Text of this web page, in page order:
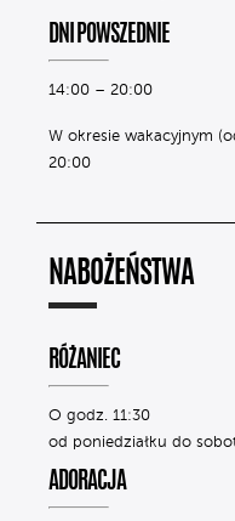
DNI POWSZEDNIE
14:00 – 20:00
W okresie wakacyjnym
20:00
NABOŻEŃSTWA
RÓŻANIEC
O godz. 11:30
od poniedziałku do
ADORACJA